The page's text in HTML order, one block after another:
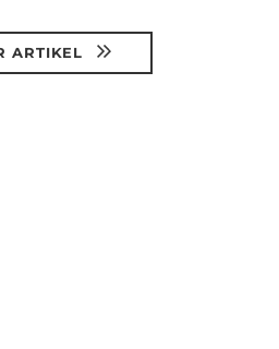
ARTIKEL